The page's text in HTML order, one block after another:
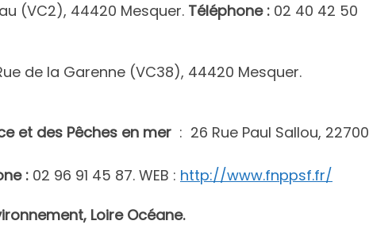
(VC2), 44420 Mesquer. Téléphone : 02 40 42 50
de la Garenne (VC38), 44420 Mesquer.
et des Pêches en mer : 26 Rue Paul Sallou, 22700
: 02 96 91 45 87. WEB : http://www.fnppsf.fr/
Loire Océane.